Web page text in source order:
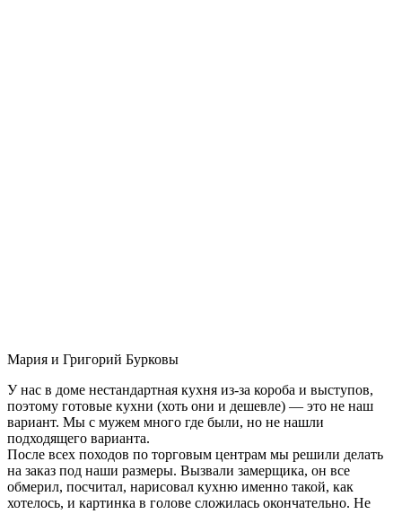
Мария и Григорий Бурковы
У нас в доме нестандартная кухня из-за короба и выступов,
поэтому готовые кухни (хоть они и дешевле) — это не наш
вариант. Мы с мужем много где были, но не нашли
подходящего варианта.
После всех походов по торговым центрам мы решили делать
на заказ под наши размеры. Вызвали замерщика, он все
обмерил, посчитал, нарисовал кухню именно такой, как
хотелось, и картинка в голове сложилась окончательно. Не